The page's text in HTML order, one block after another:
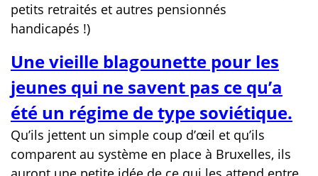
petits retraités et autres pensionnés
handicapés !)
Une vieille blagounette pour les
jeunes qui ne savent pas ce qu’a
été un régime de type soviétique.
Qu’ils jettent un simple coup d’œil et qu’ils
comparent au système en place à Bruxelles, ils